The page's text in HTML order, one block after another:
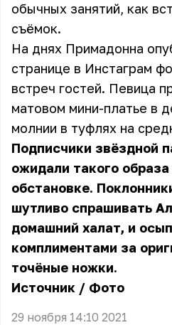
обычных занятий, как
съёмок.
На днях Примадонна
странице в Инстаграм
встреч гостей. Певица
матовом мини-платье в
молнии в туфлях на
Подписчики звёздной
ожидали такого
обстановке.
шутливо спрашивать
домашний халат, и
комплиментами за
точёные ножки.
Источник / Фото
29 ноября 14:10 2021